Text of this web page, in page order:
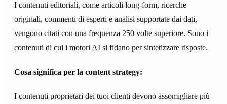
I contenuti editoriali, come articoli long-form, ricerche
originali, commenti di esperti e analisi supportate dai dati,
vengono citati con una frequenza 250 volte superiore. Sono i
contenuti di cui i motori AI si fidano per sintetizzare risposte.
Cosa significa per la content strategy:
I contenuti proprietari dei tuoi clienti devono assomigliare più